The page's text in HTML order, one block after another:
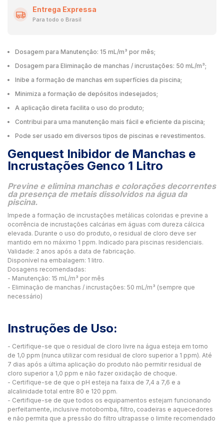
Entrega Expressa
Para todo o Brasil
Dosagem para Manutenção: 15 mL/m³ por mês;
Dosagem para Eliminação de manchas / incrustações: 50 mL/m³;
Inibe a formação de manchas em superfícies da piscina;
Minimiza a formação de depósitos indesejados;
A aplicação direta facilita o uso do produto;
Contribui para uma manutenção mais fácil e eficiente da piscina;
Pode ser usado em diversos tipos de piscinas e revestimentos.
Genquest Inibidor de Manchas e
Incrustações Genco 1 Litro
Previne e elimina manchas e colorações decorrentes
da presença de metais dissolvidos na água da
piscina.
Impede a formação de incrustações metálicas coloridas e previne a
ocorrência de incrustações calcárias em águas com dureza cálcica
elevada. Durante o uso do produto, o residual de cloro deve ser
mantido em no máximo 1 ppm. Indicado para piscinas residenciais.
Validade: 2 anos após a data de fabricação.
Disponível na embalagem: 1 litro.
Dosagens recomendadas:
- Manutenção: 15 mL/m³ por mês
- Eliminação de manchas / incrustações: 50 mL/m³ (sempre que
necessário)
Instruções de Uso:
- Certifique-se que o residual de cloro livre na água esteja em torno
de 1,0 ppm (nunca utilizar com residual de cloro superior a 1 ppm). Até
7 dias após a última aplicação do produto não permitir residual de
cloro superior a 1,0 ppm e não fazer oxidação de choque.
- Certifique-se de que o pH esteja na faixa de 7,4 a 7,6 e a
alcalinidade total entre 80 e 120 ppm.
- Certifique-se de que todos os equipamentos estejam funcionando
perfeitamente, inclusive motobomba, filtro, coadeiras e aquecedores
e não permita que a pressão do filtro ultrapasse o limite recomendado